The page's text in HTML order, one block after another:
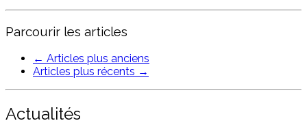
Parcourir les articles
← Articles plus anciens
Articles plus récents →
Actualités